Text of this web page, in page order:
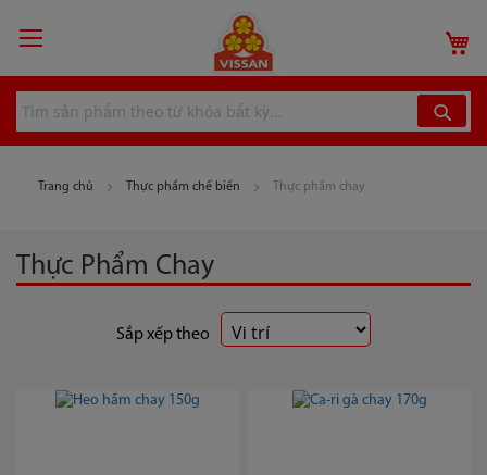
đến
dung
Trang chủ Thực phẩm chế biến Thực phẩm chay
Thực Phẩm Chay
Sắp xếp theo